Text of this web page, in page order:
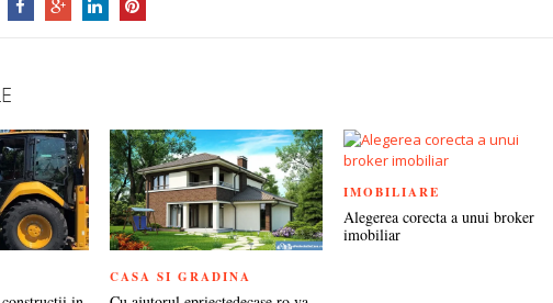
CASA SI GRADINA
IMOBILIARE
Alegerea corecta a unui broker
imobiliar